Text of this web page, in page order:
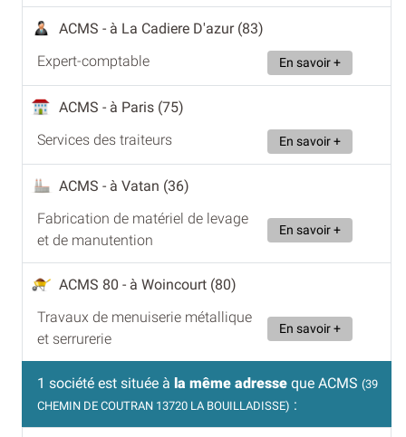
ACMS - à La Cadiere D'azur (83)
Expert-comptable
En savoir +
ACMS - à Paris (75)
Services des traiteurs
En savoir +
ACMS - à Vatan (36)
Fabrication de matériel de levage
et de manutention
En savoir +
ACMS 80 - à Woincourt (80)
Travaux de menuiserie métallique
et serrurerie
En savoir +
1 société est située à la même adresse que ACMS (39
CHEMIN DE COUTRAN 13720 LA BOUILLADISSE) :